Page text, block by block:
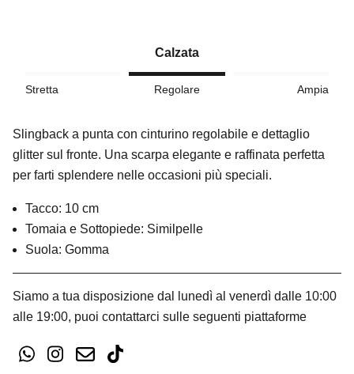
Calzata
Stretta Regolare Ampia
Slingback a punta con cinturino regolabile e dettaglio
glitter sul fronte. Una scarpa elegante e raffinata perfetta
per farti splendere nelle occasioni più speciali.
Tacco: 10 cm
Tomaia e Sottopiede: Similpelle
Suola: Gomma
Siamo a tua disposizione dal lunedì al venerdì dalle 10:00
alle 19:00, puoi contattarci sulle seguenti piattaforme